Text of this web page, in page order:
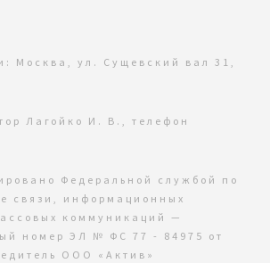
Москва, ул. Сущевский вал 31,
Лагойко И. В., телефон
Федеральной службой по
связи, информационных
коммуникаций —
номер ЭЛ № ФС 77 - 84975 от
ООО «Актив»